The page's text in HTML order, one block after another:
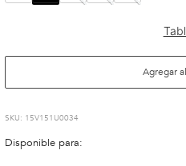
Agregar
: 15V151U0034
Disponible para: